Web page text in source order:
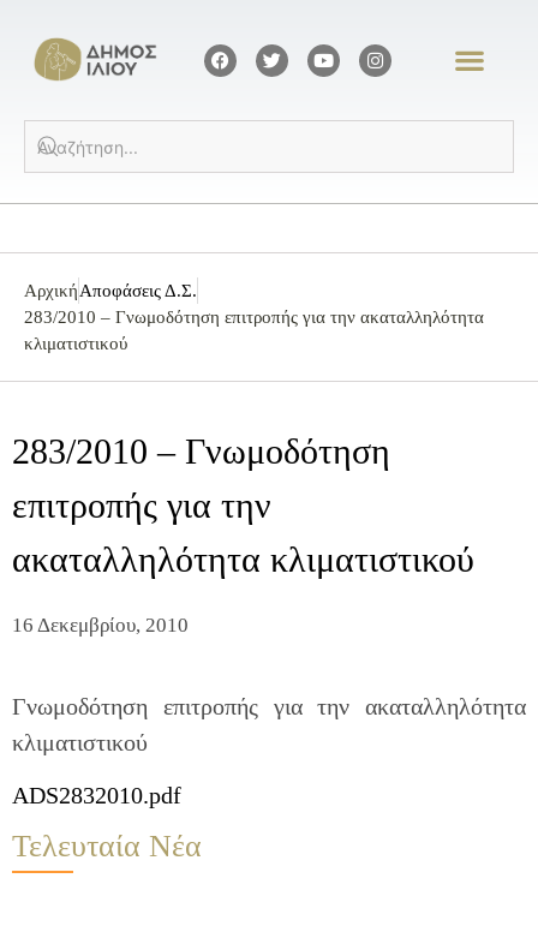
ΑρχικήΑποφάσεις Δ.Σ.
283/2010 – Γνωμοδότηση επιτροπής για την ακαταλληλότητα
κλιματιστικού
283/2010 – Γνωμοδότηση
επιτροπής για την
ακαταλληλότητα κλιματιστικού
16 Δεκεμβρίου, 2010
Γνωμοδότηση επιτροπής για την ακαταλληλότητα
κλιματιστικού
ADS2832010.pdf
Τελευταία Νέα